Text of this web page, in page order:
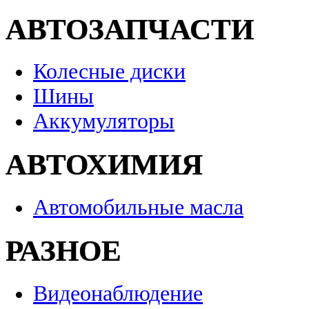
АВТОЗАПЧАСТИ
Колесные диски
Шины
Аккумуляторы
АВТОХИМИЯ
Автомобильные масла
РАЗНОЕ
Видеонаблюдение